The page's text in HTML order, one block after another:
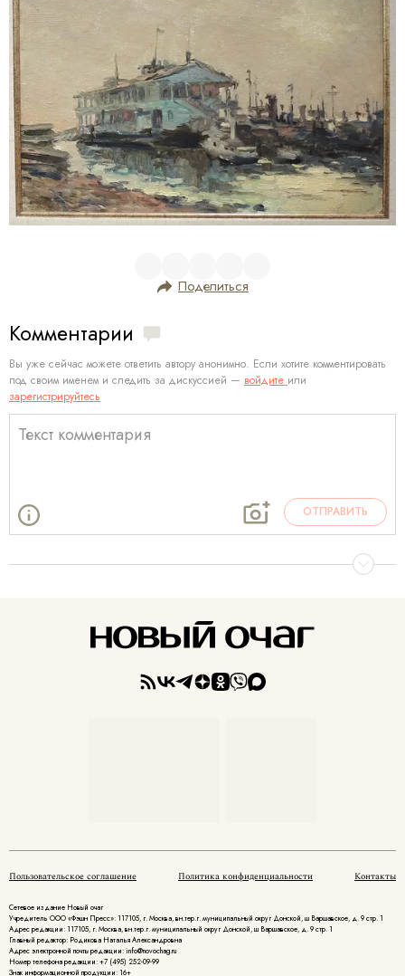
Поделиться
Комментарии
Вы уже сейчас можете ответить автору анонимно. Если хотите комментировать
под своим именем и следить за дискуссией — войдите или
зарегистрируйтесь
ОТПРАВИТЬ
Пользовательское соглашение Политика конфиденциальности Контакты
Сетевое издание Новый очаг
Учредитель ООО «Фэшн Пресс»: 117105, г. Москва, вн.тер.г. муниципальный округ Донской, ш Варшавское, д. 9 стр. 1
Адрес редакции: 117105, г. Москва, вн.тер.г. муниципальный округ Донской, ш Варшавское, д. 9 стр. 1
Главный редактор: Родикова Наталья Александровна
Адрес электронной почты редакции: info@novochag.ru
Номер телефона редакции: +7 (495) 252-09-99
Знак информационной продукции: 16+